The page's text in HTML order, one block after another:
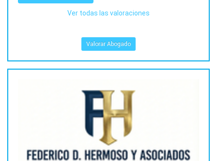
Ver todas las valoraciones
Valorar Abogado